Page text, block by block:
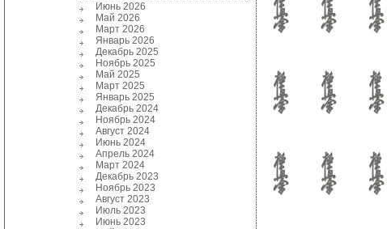
Июнь 2026
Май 2026
Март 2026
Январь 2026
Декабрь 2025
Ноябрь 2025
Май 2025
Март 2025
Январь 2025
Декабрь 2024
Ноябрь 2024
Август 2024
Июнь 2024
Апрель 2024
Март 2024
Декабрь 2023
Ноябрь 2023
Август 2023
Июль 2023
Июнь 2023